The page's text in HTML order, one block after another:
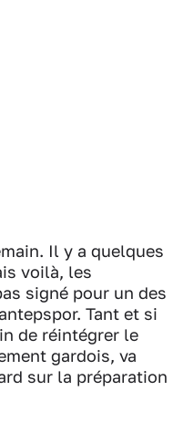
Il y a quelques
voilà, les
signé pour un des
Tant et si
de réintégrer le
gardois, va
sur la préparation